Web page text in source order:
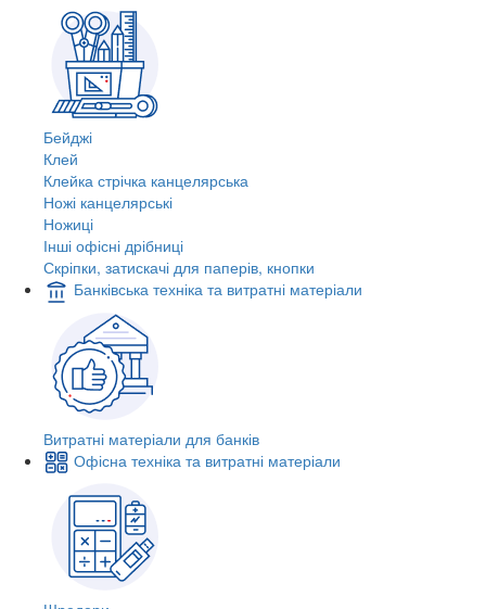
Бейджі
Клей
Клейка стрічка канцелярська
Ножі канцелярські
Ножиці
Інші офісні дрібниці
Скріпки, затискачі для паперів, кнопки
Банківська техніка та витратні матеріали
Витратні матеріали для банків
Офісна техніка та витратні матеріали